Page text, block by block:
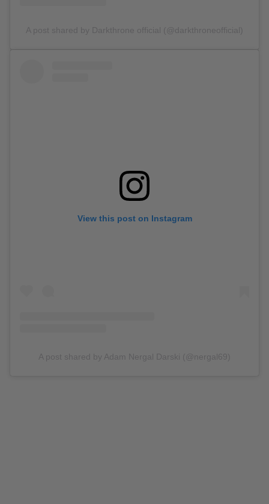
A post shared by Darkthrone official (@darkthroneofficial)
View this post on Instagram
A post shared by Adam Nergal Darski (@nergal69)